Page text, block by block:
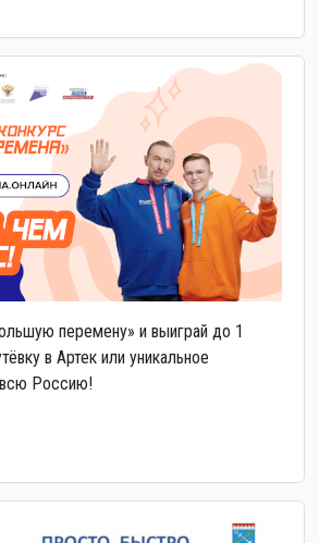
перемену» и выиграй до 1
в Артек или уникальное
всю Россию!